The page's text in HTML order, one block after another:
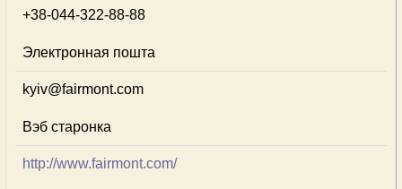
+38-044-322-88-88
Электронная пошта
kyiv@fairmont.com
Вэб старонка
http://www.fairmont.com/